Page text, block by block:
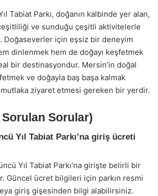
Tabiat Parkı, doğanın kalbinde yer alan,
ve sunduğu çeşitli aktivitelerle
Doğaseverler için eşsiz bir deneyim
dinlenmek hem de doğayı keşfetmek
bir destinasyondur. Mersin’in doğal
ve doğayla baş başa kalmak
ziyaret etmesi gereken bir yerdir.
Sorulan Sorular)
Yıl Tabiat Parkı’na giriş ücreti
Yıl Tabiat Parkı’na girişte belirli bir
Güncel ücret bilgileri için parkın resmi
giriş gişesinden bilgi alabilirsiniz.